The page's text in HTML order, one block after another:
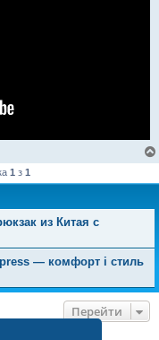
1 з 1
из Китая с
— комфорт і стиль
Перейти